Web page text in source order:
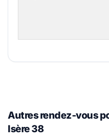
Autres rendez-vous
Isère 38